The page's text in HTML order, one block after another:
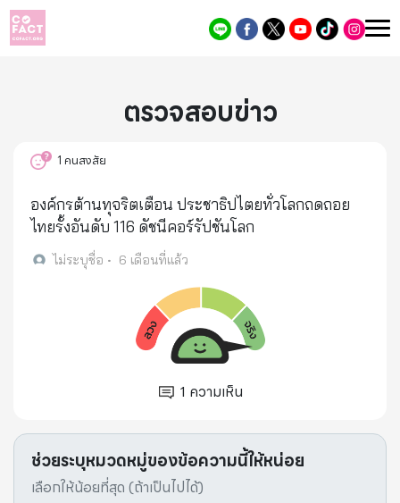
ตรวจสอบข่าว
1คนสงสัย
องค์กรต้านทุจริตเตือน ประชาธิปไตยทั่วโลกถดถอย
ไทยรั้งอันดับ 116 ดัชนีคอร์รัปชันโลก
ไม่ระบุชื่อ • 6 เดือนที่แล้ว
1 ความเห็น
ช่วยระบุหมวดหมู่ของข้อความนี้ให้หน่อย
เลือกให้น้อยที่สุด (ถ้าเป็นไปได้)